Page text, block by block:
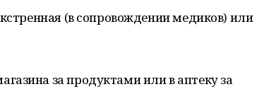
(в сопровождении медиков) или
за продуктами или в аптеку за